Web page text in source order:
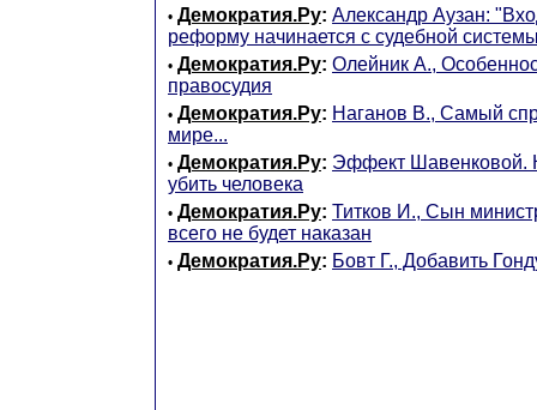
• Демократия.Ру: Александр Аузан:
реформу начинается с судебной
• Демократия.Ру: Олейник А.,
правосудия
• Демократия.Ру: Наганов В., Самый
мире...
• Демократия.Ру: Эффект Шавенковой.
убить человека
• Демократия.Ру: Титков И., Сын
всего не будет наказан
• Демократия.Ру: Бовт Г., Добавить